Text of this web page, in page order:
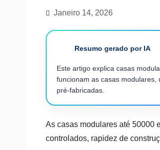
Janeiro 14, 2026
Resumo gerado por IA
Este artigo explica casas
funcionam as casas
pré-fabricadas.
As casas modulares até 50000
controlados, rapidez de